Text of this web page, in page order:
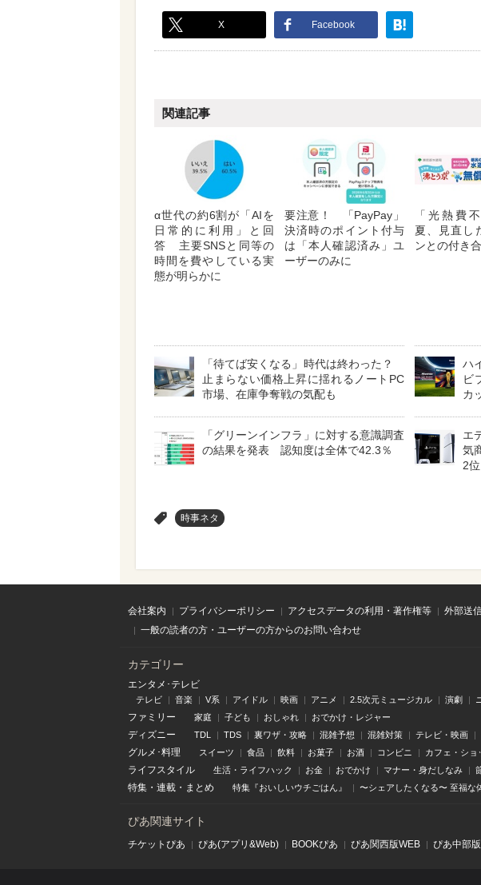
X Facebook
関連記事
α世代の約6割が「AIを
日常的に利用」と回
答 主要SNSと同等の
時間を費やしている実
態が明らかに
要注意！ 「PayPay」
決済時のポイント付与
は「本人確認済み」ユ
ーザーのみに
「光熱費
夏、見直し
ンとの付き
「待てば安くなる」時代は終わった？
止まらない価格上昇に揺れるノートPC
市場、在庫争奪戦の気配も
ハ
ビ
カ
「グリーンインフラ」に対する意識調査
の結果を発表 認知度は全体で42.3％
エ
気
2
時事ネタ
会社案内 プライバシーポリシー アクセスデータの利用・著作権等 外部送
一般の読者の方・ユーザーの方からのお問い合わせ
カテゴリー
エンタメ･テレビ
テレビ 音楽 V系 アイドル 映画 アニメ 2.5次元ミュージカル 演劇
ファミリー 家庭 子ども おしゃれ おでかけ・レジャー
ディズニー TDL TDS 裏ワザ・攻略 混雑予想 混雑対策 テレビ・映画
グルメ･料理 スイーツ 食品 飲料 お菓子 お酒 コンビニ カフェ・ショ
ライフスタイル 生活・ライフハック お金 おでかけ マナー・身だしなみ
特集 ・ 連載 ・ まとめ 特集『おいしいウチごはん』 〜シェアしたくなる〜 至福な
ぴあ関連サイト
チケットぴあ ぴあ(アプリ&Web) BOOKぴあ ぴあ関⻄版WEB ぴあ中部